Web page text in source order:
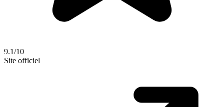
9.1/10
Site officiel